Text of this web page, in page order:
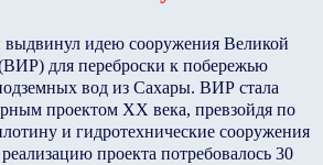
идею сооружения Великой
для переброски к побережью
вод из Сахары. ВИР стала
проектом ХХ века, превзойдя по
и гидротехнические сооружения
проекта потребовалось 30